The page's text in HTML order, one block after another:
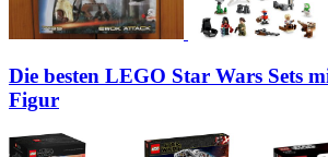
Die besten LEGO Star Wars Sets
Figur